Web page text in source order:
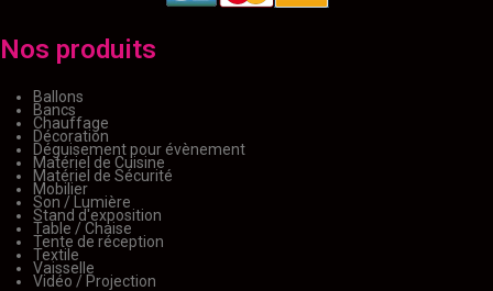
Nos produits
Ballons
Bancs
Chauffage
Décoration
Déguisement pour évènement
Matériel de Cuisine
Matériel de Sécurité
Mobilier
Son / Lumière
Stand d'exposition
Table / Chaise
Tente de réception
Textile
Vaisselle
Vidéo / Projection